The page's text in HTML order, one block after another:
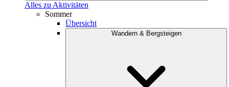
Alles zu Aktivitäten
Sommer
Übersicht
Wandern & Bergsteigen